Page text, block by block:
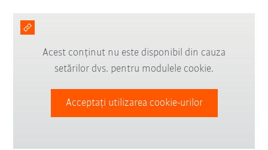
Acest conținut nu este disponibil din cauza
setărilor dvs. pentru modulele cookie.
Acceptați utilizarea cookie-urilor